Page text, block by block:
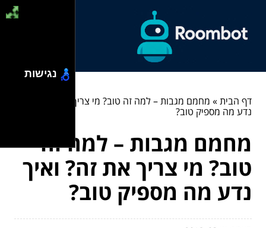
דף הבית» מחמם מגבות – למה זה טוב? מי צריך את זה? ואיך
נדע מה מספיק טוב?
מחמם מגבות – למה זה
טוב? מי צריך את זה? ואיך
נדע מה מספיק טוב?
נגישות